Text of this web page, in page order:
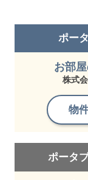
ポー
お部
株式
物
ポータ